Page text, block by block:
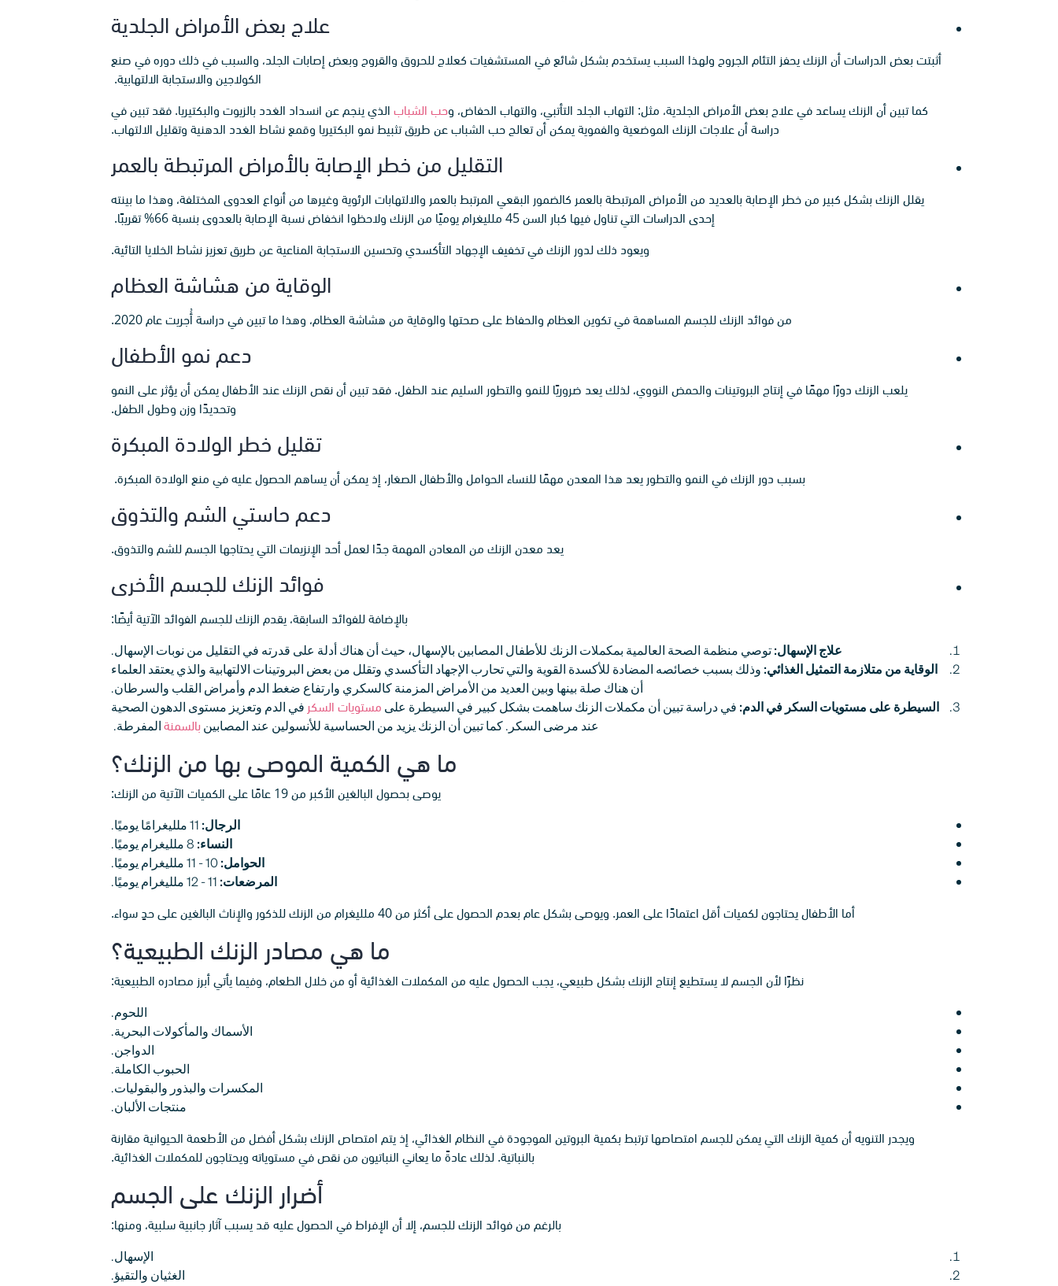
علاج بعض الأمراض الجلدية
أثبتت بعض الدراسات أن الزنك يحفز التئام الجروح ولهذا السبب يستخدم بشكل شائع في المستشفيات كعلاج للحروق والقروح وبعض إصابات الجلد، والسبب في ذلك دوره في صنع
الكولاجين والاستجابة الالتهابية.
كما تبين أن الزنك يساعد في علاج بعض الأمراض الجلدية، مثل: التهاب الجلد التأتبي، والتهاب الحفاض، وحب الشباب الذي ينجم عن انسداد الغدد بالزيوت والبكتيريا. فقد تبين في
دراسة أن علاجات الزنك الموضعية والفموية يمكن أن تعالج حب الشباب عن طريق تثبيط نمو البكتيريا وقمع نشاط الغدد الدهنية وتقليل الالتهاب.
التقليل من خطر الإصابة بالأمراض المرتبطة بالعمر
يقلل الزنك بشكل كبير من خطر الإصابة بالعديد من الأمراض المرتبطة بالعمر كالضمور البقعي المرتبط بالعمر والالتهابات الرئوية وغيرها من أنواع العدوى المختلفة، وهذا ما بينته
إحدى الدراسات التي تناول فيها كبار السن 45 ملليغرام يوميًا من الزنك ولاحظوا انخفاض نسبة الإصابة بالعدوى بنسبة 66% تقريبًا.
ويعود ذلك لدور الزنك في تخفيف الإجهاد التأكسدي وتحسين الاستجابة المناعية عن طريق تعزيز نشاط الخلايا التائية.
الوقاية من هشاشة العظام
من فوائد الزنك للجسم المساهمة في تكوين العظام والحفاظ على صحتها والوقاية من هشاشة العظام، وهذا ما تبين في دراسة أُجريت عام 2020.
دعم نمو الأطفال
يلعب الزنك دورًا مهمًا في إنتاج البروتينات والحمض النووي، لذلك يعد ضروريًا للنمو والتطور السليم عند الطفل. فقد تبين أن نقص الزنك عند الأطفال يمكن أن يؤثر على النمو
وتحديدًا وزن وطول الطفل.
تقليل خطر الولادة المبكرة
بسبب دور الزنك في النمو والتطور يعد هذا المعدن مهمًا للنساء الحوامل والأطفال الصغار، إذ يمكن أن يساهم الحصول عليه في منع الولادة المبكرة.
دعم حاستي الشم والتذوق
يعد معدن الزنك من المعادن المهمة جدًا لعمل أحد الإنزيمات التي يحتاجها الجسم للشم والتذوق.
فوائد الزنك للجسم الأخرى
بالإضافة للفوائد السابقة، يقدم الزنك للجسم الفوائد الآتية أيضًا:
علاج الإسهال:توصي منظمة الصحة العالمية بمكملات الزنك للأطفال المصابين بالإسهال، حيث أن هناك أدلة على قدرته في التقليل من نوبات الإسهال.
الوقاية من متلازمة التمثيل الغذائي: وذلك بسبب خصائصه المضادة للأكسدة القوية والتي تحارب الإجهاد التأكسدي وتقلل من بعض البروتينات الالتهابية والذي يعتقد العلماء
أن هناك صلة بينها وبين العديد من الأمراض المزمنة كالسكري وارتفاع ضغط الدم وأمراض القلب والسرطان.
السيطرة على مستويات السكر في الدم: في دراسة تبين أن مكملات الزنك ساهمت بشكل كبير في السيطرة على مستويات السكر في الدم وتعزيز مستوى الدهون الصحية
عند مرضى السكر. كما تبين أن الزنك يزيد من الحساسية للأنسولين عند المصابين بالسمنةالمفرطة.
ما هي الكمية الموصى بها من الزنك؟
يوصى بحصول البالغين الأكبر من 19 عامًا على الكميات الآتية من الزنك:
الرجال: 11 ملليغرامًا يوميًا.
النساء: 8 ملليغرام يوميًا.
الحوامل:10 - 11 ملليغرام يوميًا.
المرضعات: 11 - 12 ملليغرام يوميًا.
أما الأطفال يحتاجون لكميات أقل اعتمادًا على العمر. ويوصى بشكل عام بعدم الحصول على أكثر من 40 ملليغرام من الزنك للذكور والإناث البالغين على حدٍ سواء.
ما هي مصادر الزنك الطبيعية؟
نظرًا لأن الجسم لا يستطيع إنتاج الزنك بشكل طبيعي، يجب الحصول عليه من المكملات الغذائية أو من خلال الطعام، وفيما يأتي أبرز مصادره الطبيعية:
اللحوم.
الأسماك والمأكولات البحرية.
الدواجن.
الحبوب الكاملة.
المكسرات والبذور والبقوليات.
منتجات الألبان.
ويجدر التنويه أن كمية الزنك التي يمكن للجسم امتصاصها ترتبط بكمية البروتين الموجودة في النظام الغذائي، إذ يتم امتصاص الزنك بشكل أفضل من الأطعمة الحيوانية مقارنة
بالنباتية. لذلك عادةً ما يعاني النباتيون من نقص في مستوياته ويحتاجون للمكملات الغذائية.
أضرار الزنك على الجسم
بالرغم من فوائد الزنك للجسم، إلا أن الإفراط في الحصول عليه قد يسبب آثار جانبية سلبية، ومنها:
الإسهال.
الغثيان والتقيؤ.